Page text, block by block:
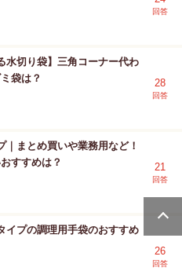
回答
水切り袋】三角コーナー代わ
袋は？
28
回答
｜まとめ買いや業務用など！
すすめは？
21
回答
イプの調理用手袋のおすすめ
26
回答